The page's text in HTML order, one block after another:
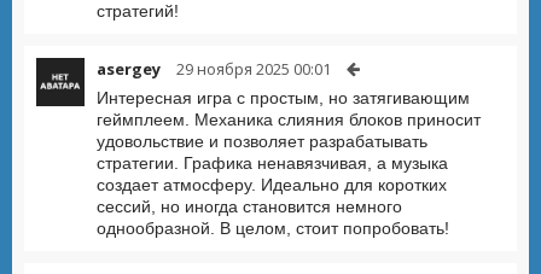
стратегий!
asergey 29 ноября 2025 00:01
Интересная игра с простым, но затягивающим
геймплеем. Механика слияния блоков приносит
удовольствие и позволяет разрабатывать
стратегии. Графика ненавязчивая, а музыка
создает атмосферу. Идеально для коротких
сессий, но иногда становится немного
однообразной. В целом, стоит попробовать!